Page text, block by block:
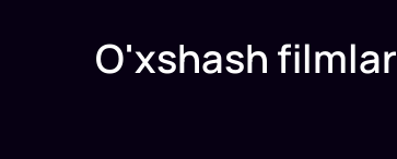
O'xshash filmlar